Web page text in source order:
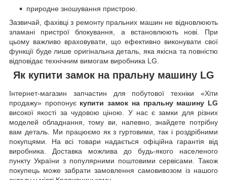
природне зношування пристрою.
Зазвичай, фахівці з ремонту пральних машин не відновлюють
зламані пристрої блокування, а встановлюють нові. При
цьому важливо враховувати, що ефективно виконувати свої
функції буде лише оригінальна деталь, яка якісна та повністю
відповідає технічним вимогам виробника LG.
Як купити замок на пральну машину LG
Інтернет-магазин запчастин для побутової техніки «Хіти
продажу» пропонує купити замок на пральну машину LG
високої якості за чудовою ціною. У нас є замки для різних
моделей обладнання, тому ви, напевно, знайдете потрібну
вам деталь. Ми працюємо як з гуртовими, так і роздрібними
покупцями. На всі товари надається офіційна гарантія від
виробника. Доставка можлива до будь-якого населеного
пункту України з популярними поштовими сервісами. Також
покупець може забрати замовлення самовивозом із нашого